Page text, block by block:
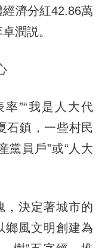
濟分紅42.86萬
潤説。
”“我是人大代
鎮，一些村民
黨員戶”或“人大
決定著城市的
鄉風文明創建為